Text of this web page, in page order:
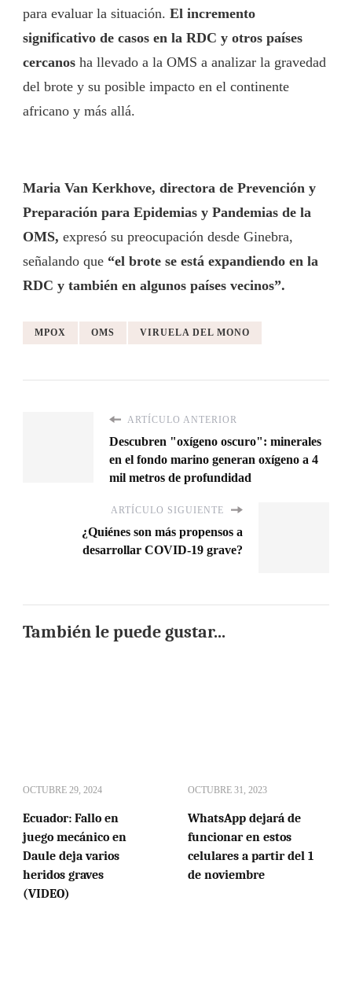
para evaluar la situación. El incremento
significativo de casos en la RDC y otros países
cercanos ha llevado a la OMS a analizar la gravedad
del brote y su posible impacto en el continente
africano y más allá.
Maria Van Kerkhove, directora de Prevención y
Preparación para Epidemias y Pandemias de la
OMS, expresó su preocupación desde Ginebra,
señalando que “el brote se está expandiendo en la
RDC y también en algunos países vecinos”.
MPOX OMS VIRUELA DEL MONO
ARTÍCULO ANTERIOR
Descubren "oxígeno oscuro": minerales
en el fondo marino generan oxígeno a 4
mil metros de profundidad
ARTÍCULO SIGUIENTE
¿Quiénes son más propensos a
desarrollar COVID-19 grave?
También le puede gustar...
OCTUBRE 29, 2024
Ecuador: Fallo en
juego mecánico en
Daule deja varios
heridos graves
(VIDEO)
OCTUBRE 31, 2023
WhatsApp dejará de
funcionar en estos
celulares a partir del 1
de noviembre